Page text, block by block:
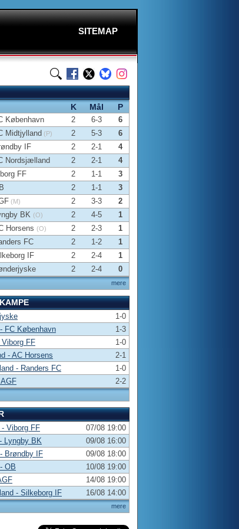
SITEMAP
K
Mål P
mere
København 2 6-3
6
Midtjylland (P) 2 5-3
6
IF 2 2-1
4
Nordsjælland 2 2-1
4
FF 2 1-1
3
2 1-1
3
(M) 2 3-3
2
BK (O) 2 4-5
1
Horsens (O) 2 2-3
1
FC 2 1-2
1
IF 2 2-4
1
2 2-4 0
1-0
FC København
1-3
FF
1-0
- AC Horsens
2-1
- Randers FC
1-0
2-2
mere
Viborg FF
07/08 19:00
Lyngby BK
09/08 16:00
Brøndby IF
09/08 18:00
OB
10/08 19:00
14/08 19:00
- Silkeborg IF
16/08 14:00